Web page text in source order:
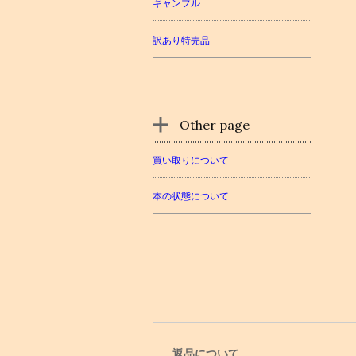
ギャンブル
訳あり特売品
Other page
買い取りについて
本の状態について